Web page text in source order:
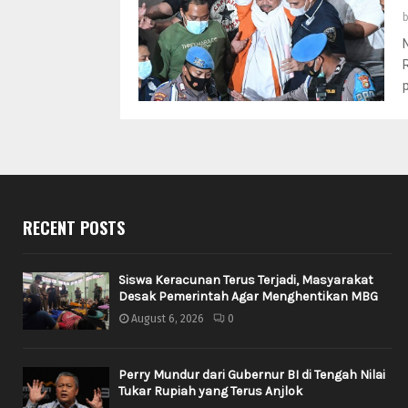
RECENT POSTS
Siswa Keracunan Terus Terjadi, Masyarakat
Desak Pemerintah Agar Menghentikan MBG
August 6, 2026 0
Perry Mundur dari Gubernur BI di Tengah Nilai
Tukar Rupiah yang Terus Anjlok